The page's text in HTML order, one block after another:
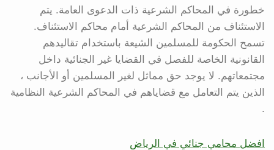
خطورة في المحاكم الشرعية ذات الدعوى العامة. يتم
الاستئناف من المحاكم الشرعية أمام محاكم الاستئناف.
تسمح الحكومة للمسلمين الشيعة باستخدام تقاليدهم
القانونية الخاصة للفصل في القضايا غير الجنائية داخل
مجتمعاتهم. لا يوجد حق مماثل لغير المسلمين أو الأجانب ،
الذين يتم التعامل مع قضاياهم في المحاكم الشرعية النظامية
.
افضل محامي جنائي في الرياض